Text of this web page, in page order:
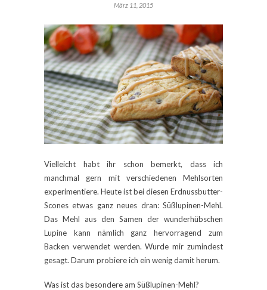
März 11, 2015
Vielleicht habt ihr schon bemerkt, dass ich
manchmal gern mit verschiedenen Mehlsorten
experimentiere. Heute ist bei diesen Erdnussbutter-
Scones etwas ganz neues dran: Süßlupinen-Mehl.
Das Mehl aus den Samen der wunderhübschen
Lupine kann nämlich ganz hervorragend zum
Backen verwendet werden. Wurde mir zumindest
gesagt. Darum probiere ich ein wenig damit herum.
Was ist das besondere am Süßlupinen-Mehl?